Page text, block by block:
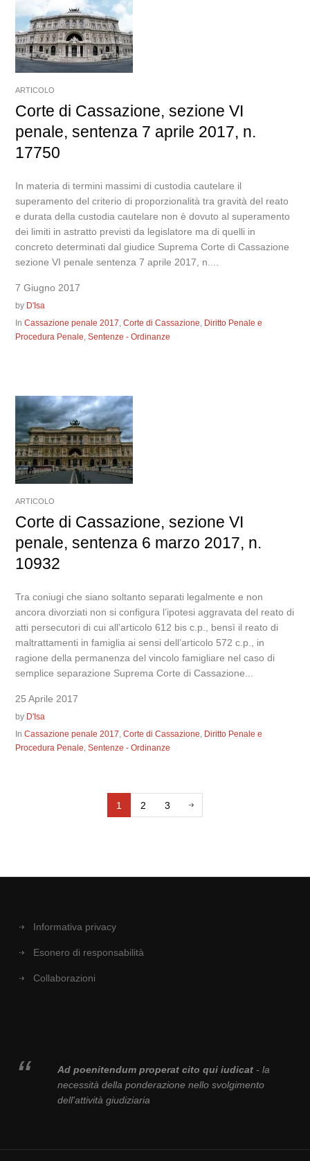
ARTICOLO
Corte di Cassazione, sezione VI
penale, sentenza 7 aprile 2017, n.
17750
In materia di termini massimi di custodia cautelare il
superamento del criterio di proporzionalità tra gravità del reato
e durata della custodia cautelare non è dovuto al superamento
dei limiti in astratto previsti da legislatore ma di quelli in
concreto determinati dal giudice Suprema Corte di Cassazione
sezione VI penale sentenza 7 aprile 2017, n....
7 Giugno 2017
by D'Isa
InCassazione penale 2017 ,Corte di Cassazione Diritto Penale e
Procedura Penale ,Sentenze - Ordinanze
ARTICOLO
Corte di Cassazione, sezione VI
penale, sentenza 6 marzo 2017, n.
10932
Tra coniugi che siano soltanto separati legalmente e non
ancora divorziati non si configura l’ipotesi aggravata del reato di
atti persecutori di cui all’articolo 612 bis c.p., bensì il reato di
maltrattamenti in famiglia ai sensi dell’articolo 572 c.p., in
ragione della permanenza del vincolo famigliare nel caso di
semplice separazione Suprema Corte di Cassazione...
25 Aprile 2017
by D'Isa
InCassazione penale 2017,Corte di Cassazione, Diritto Penale e
Procedura Penale,Sentenze - Ordinanze
1 2 3
Informativa privacy
Esonero di responsabilità
Collaborazioni
Ad poenitendum properat cito qui iudicat- la
necessità della ponderazione nello svolgimento
dell'attività giudiziaria